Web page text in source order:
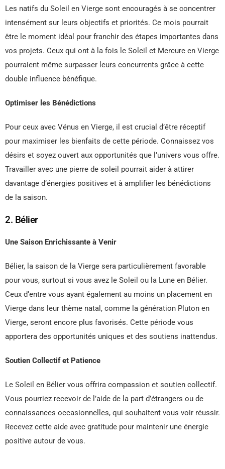
Les natifs du Soleil en Vierge sont encouragés à se concentrer
intensément sur leurs objectifs et priorités. Ce mois pourrait
être le moment idéal pour franchir des étapes importantes dans
vos projets. Ceux qui ont à la fois le Soleil et Mercure en Vierge
pourraient même surpasser leurs concurrents grâce à cette
double influence bénéfique.
Optimiser les Bénédictions
Pour ceux avec Vénus en Vierge, il est crucial d’être réceptif
pour maximiser les bienfaits de cette période. Connaissez vos
désirs et soyez ouvert aux opportunités que l’univers vous offre.
Travailler avec une pierre de soleil pourrait aider à attirer
davantage d’énergies positives et à amplifier les bénédictions
de la saison.
2. Bélier
Une Saison Enrichissante à Venir
Bélier, la saison de la Vierge sera particulièrement favorable
pour vous, surtout si vous avez le Soleil ou la Lune en Bélier.
Ceux d’entre vous ayant également au moins un placement en
Vierge dans leur thème natal, comme la génération Pluton en
Vierge, seront encore plus favorisés. Cette période vous
apportera des opportunités uniques et des soutiens inattendus.
Soutien Collectif et Patience
Le Soleil en Bélier vous offrira compassion et soutien collectif.
Vous pourriez recevoir de l’aide de la part d’étrangers ou de
connaissances occasionnelles, qui souhaitent vous voir réussir.
Recevez cette aide avec gratitude pour maintenir une énergie
positive autour de vous.